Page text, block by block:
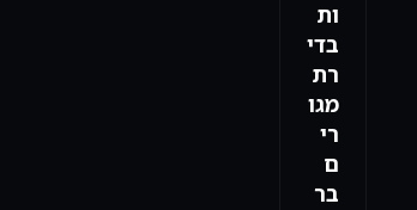
ות
בדי
רת
מגו
רי
ם
בר